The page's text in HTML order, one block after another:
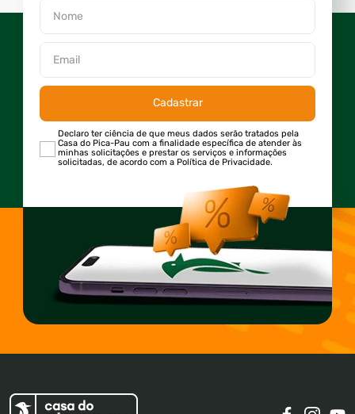
Cadastrar
Declaro ter ciência de que meus dados serão tratados pela
Casa do Pica-Pau com a finalidade específica de atender às
minhas solicitações e prestar os serviços e informações
solicitadas, de acordo com a Política de Privacidade.